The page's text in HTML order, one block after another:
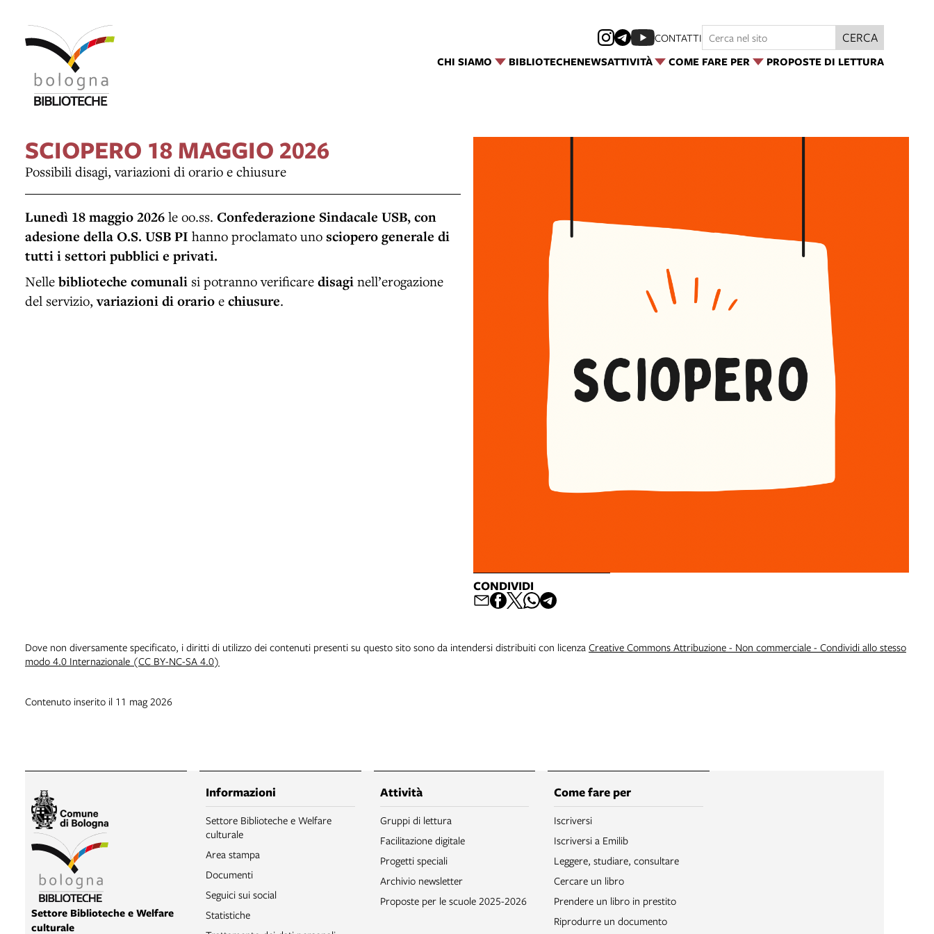
CHI SIAMO BIBLIOTECHENEWSATTIVITÀ COME FARE PER PROPOSTE DI LETTURA
CONTATTI CERCA
SCIOPERO 18 MAGGIO 2026
Possibili disagi, variazioni di orario e chiusure
Lunedì 18 maggio 2026 le oo.ss. Confederazione Sindacale USB, con
adesione della O.S. USB PI hanno proclamato uno sciopero generale di
tutti i settori pubblici e privati.
Nelle biblioteche comunali si potranno verificare disagi nell’erogazione
del servizio,variazioni di orario e chiusure.
CONDIVIDI
Dove non diversamente specificato, i diritti di utilizzo dei contenuti presenti su questo sito sono da intendersi distribuiti con licenza Creative Commons Attribuzione - Non commerciale - Condividi allo stesso
modo 4.0 Internazionale (CC BY-NC-SA 4.0)
Contenuto inserito il 11 mag 2026
Settore Biblioteche e Welfare
culturale
Informazioni
Settore Biblioteche e Welfare
culturale
Area stampa
Documenti
Seguici sui social
Statistiche
Attività
Gruppi di lettura
Facilitazione digitale
Progetti speciali
Archivio newsletter
Proposte per le scuole 2025-2026
Come fare per
Iscriversi
Iscriversi a Emilib
Leggere, studiare, consultare
Cercare un libro
Prendere un libro in prestito
Riprodurre un documento